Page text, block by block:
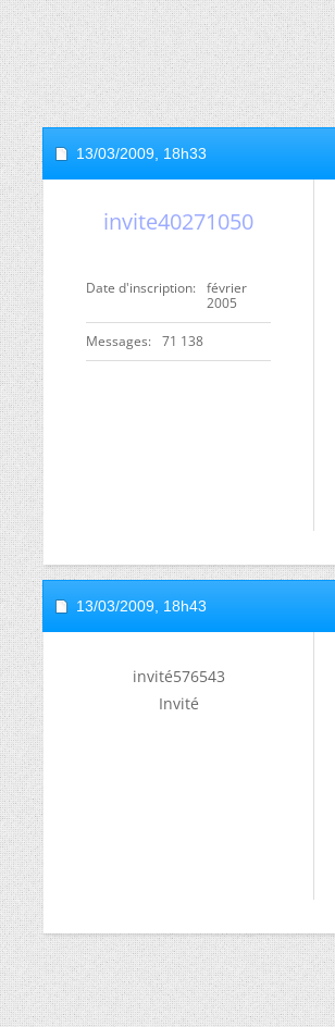
13/03/2009, 18h33
invite40271050
Date d'inscription
février
2005
Messages 71 138
13/03/2009, 18h43
invité576543
Invité